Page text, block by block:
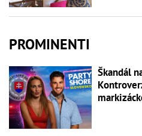
PROMINENTI
Škandál